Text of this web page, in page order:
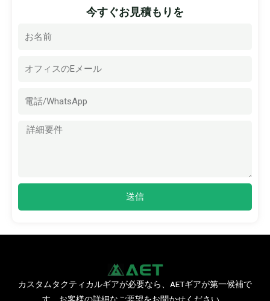
今すぐお見積もりを
ジ
送信
カスタムタクティカルギアが必要なら、AETギアが第一候補で